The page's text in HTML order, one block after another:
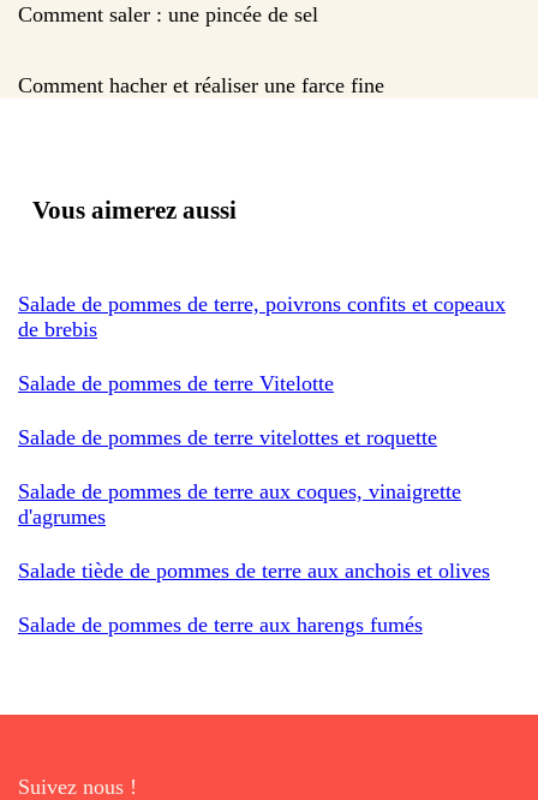
Comment saler : une pincée de sel
Comment hacher et réaliser une farce fine
Vous aimerez aussi
Salade de pommes de terre, poivrons confits et copeaux
de brebis
Salade de pommes de terre Vitelotte
Salade de pommes de terre vitelottes et roquette
Salade de pommes de terre aux coques, vinaigrette
d'agrumes
Salade tiède de pommes de terre aux anchois et olives
Salade de pommes de terre aux harengs fumés
Suivez nous !